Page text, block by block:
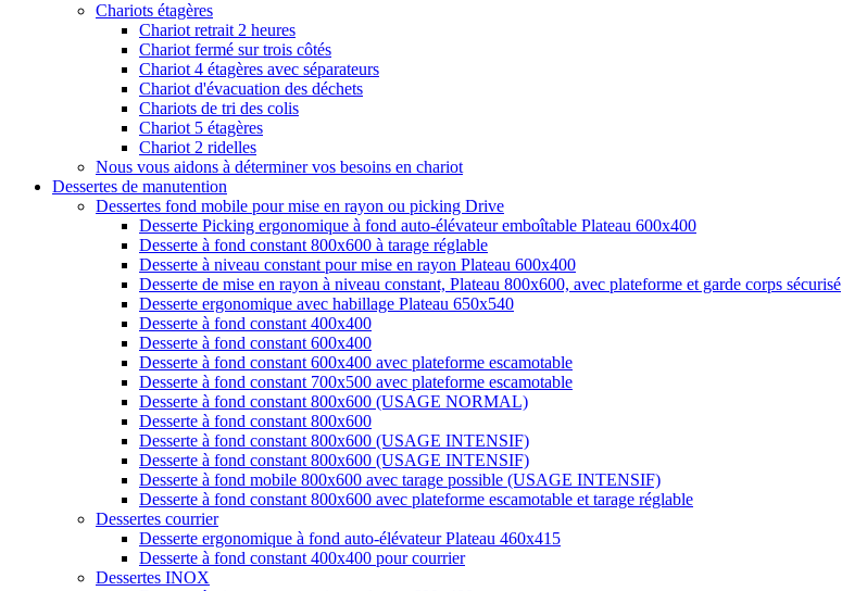
Chariots étagères
Chariot retrait 2 heures
Chariot fermé sur trois côtés
Chariot 4 étagères avec séparateurs
Chariot d'évacuation des déchets
Chariots de tri des colis
Chariot 5 étagères
Chariot 2 ridelles
Nous vous aidons à déterminer vos besoins en chariot
Dessertes de manutention
Dessertes fond mobile pour mise en rayon ou picking Drive
Desserte Picking ergonomique à fond auto-élévateur emboîtable Plateau 600x400
Desserte à fond constant 800x600 à tarage réglable
Desserte à niveau constant pour mise en rayon Plateau 600x400
Desserte de mise en rayon à niveau constant, Plateau 800x600, avec plateforme et garde corps sécurisé
Desserte ergonomique avec habillage Plateau 650x540
Desserte à fond constant 400x400
Desserte à fond constant 600x400
Desserte à fond constant 600x400 avec plateforme escamotable
Desserte à fond constant 700x500 avec plateforme escamotable
Desserte à fond constant 800x600 (USAGE NORMAL)
Desserte à fond constant 800x600
Desserte à fond constant 800x600 (USAGE INTENSIF)
Desserte à fond constant 800x600 (USAGE INTENSIF)
Desserte à fond mobile 800x600 avec tarage possible (USAGE INTENSIF)
Desserte à fond constant 800x600 avec plateforme escamotable et tarage réglable
Dessertes courrier
Desserte ergonomique à fond auto-élévateur Plateau 460x415
Desserte à fond constant 400x400 pour courrier
Dessertes INOX